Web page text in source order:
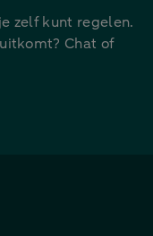
zelf kunt regelen.
Chat of